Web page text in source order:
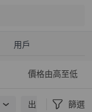
用戶
價格由高至低
出貨地點 篩選